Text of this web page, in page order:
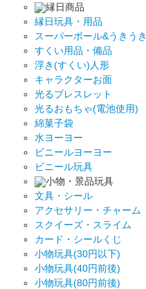
縁日商品
縁日玩具・用品
スーパーボール&うきうき
すくい用品・備品
浮き(すくい)人形
キャラクターお面
光るブレスレット
光るおもちゃ(電池使用)
綿菓子袋
水ヨーヨー
ビニールヨーヨー
ビニール玩具
小物・景品玩具
文具・シール
アクセサリー・チャーム
スクイーズ・スライム
カード・シールくじ
小物玩具(30円以下)
小物玩具(40円前後)
小物玩具(80円前後)